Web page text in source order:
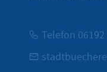
Telefon